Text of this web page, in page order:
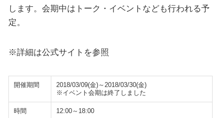
します。会期中はトーク・イベントなども行われる予
定。
※詳細は公式サイトを参照
開催期間
2018/03/09(金)～2018/03/30(金)
※イベント会期は終了しました
時間 12:00～18:00